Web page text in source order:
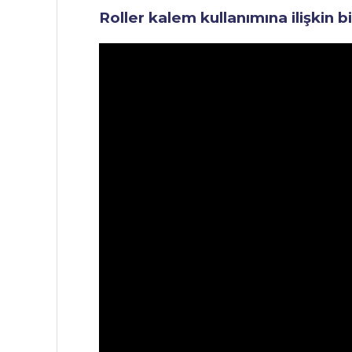
Roller kalem kullanımına ilişkin